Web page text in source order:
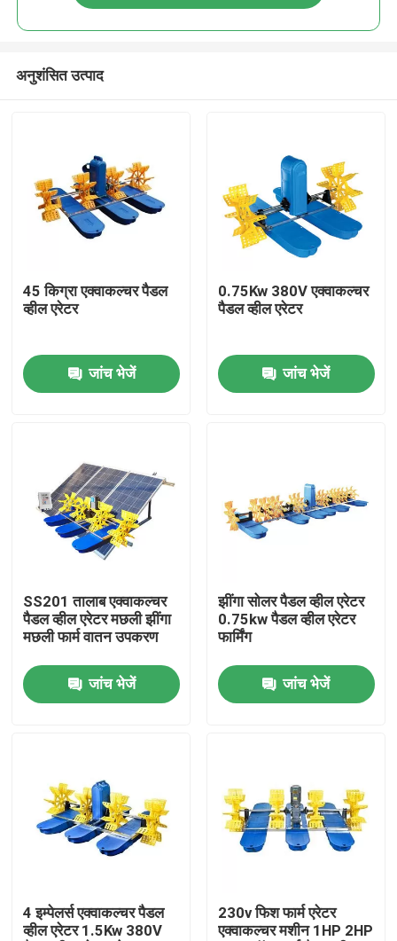
उत्पादों
वीडियो
हमारे बारे में
गुणवत्ता नियंत्रण
एक उद्धरण का अनुरोध करें
एक्वाकल्चर पैडल व्हील एरेटर
अनुशंसित उत्पाद
45 किग्रा एक्वाकल्चर पैडल
व्हील एरेटर
जांच भेजें
0.75Kw 380V एक्वाकल्चर
पैडल व्हील एरेटर
जांच भेजें
SS201 तालाब एक्वाकल्चर
पैडल व्हील एरेटर मछली झींगा
मछली फार्म वातन उपकरण
जांच भेजें
झींगा सोलर पैडल व्हील एरेटर
0.75kw पैडल व्हील एरेटर
फार्मिंग
जांच भेजें
4 इम्पेलर्स एक्वाकल्चर पैडल
व्हील एरेटर 1.5Kw 380V
230v फिश फार्म एरेटर
एक्वाकल्चर मशीन 1HP 2HP